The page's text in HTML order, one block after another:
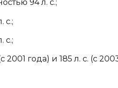
94 л. с.;
с.;
с.;
2001 года) и 185 л. с. (с